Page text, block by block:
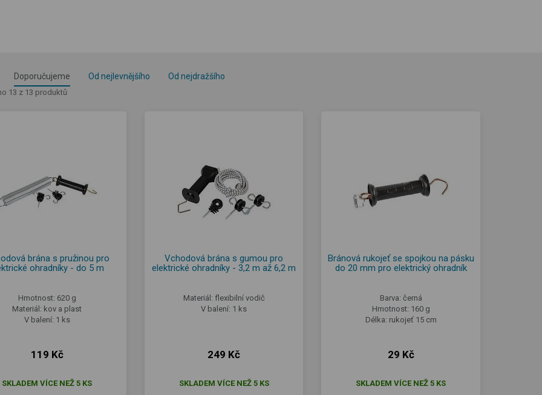
Doporučujeme Od nejlevnějšího Od nejdražšího
13 z 13 produktů
brána s pružinou pro
ohradníky - do 5 m
Hmotnost: 620 g
Materiál: kov a plast
V balení: 1 ks
119 Kč
SKLADEM VÍCE NEŽ 5 KS
Vchodová brána s gumou pro
elektrické ohradníky - 3,2 m až 6,2 m
Materiál: flexibilní vodič
V balení: 1 ks
249 Kč
SKLADEM VÍCE NEŽ 5 KS
Bránová rukojeť se spojkou na pásku
do 20 mm pro elektrický ohradník
Barva: černá
Hmotnost: 160 g
Délka: rukojeť 15 cm
29 Kč
SKLADEM VÍCE NEŽ 5 KS